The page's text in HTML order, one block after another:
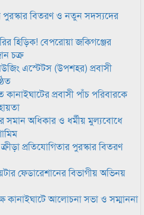
পুরস্কার বিতরণ ও নতুন সদস্যদের
হিড়িক! বেপরোয়া জকিগঞ্জের
চক্র
এস্টেটস (উপশহর) প্রবাসী
প্রবাসী পাঁচ পরিবারকে
সমান অধিকার ও ধর্মীয় মুল্যবোধে
ক্রীড়া প্রতিযোগিতার পুরস্কার বিতরণ
ফেডারেশানের বিভাগীয় অভিনয়
কানাইঘাটে আলোচনা সভা ও সম্মাননা